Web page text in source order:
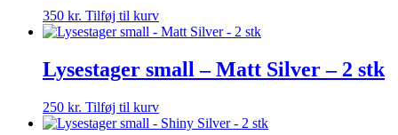
350 kr. Tilføj til kurv
Lysestager small – Matt Silver – 2 stk
250 kr. Tilføj til kurv